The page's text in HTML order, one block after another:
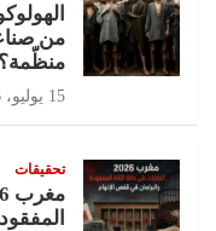
من
منظّمة؟
15 يوليو، 2026
تحقيقات